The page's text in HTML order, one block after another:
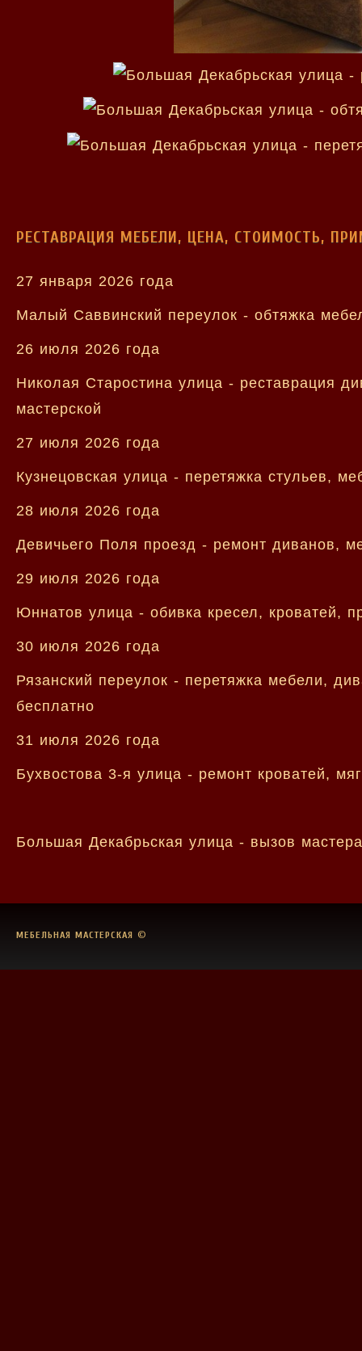
РЕСТАВРАЦИЯ МЕБЕЛИ, ЦЕНА, СТОИМОСТЬ,
27 января 2026 года
Малый Саввинский переулок - обтяжка
26 июля 2026 года
Николая Старостина улица - реставрация
мастерской
27 июля 2026 года
Кузнецовская улица - перетяжка стульев,
28 июля 2026 года
Девичьего Поля проезд - ремонт диванов,
29 июля 2026 года
Юннатов улица - обивка кресел, кроватей,
30 июля 2026 года
Рязанский переулок - перетяжка мебели,
бесплатно
31 июля 2026 года
Бухвостова 3-я улица - ремонт кроватей,
Большая Декабрьская улица - вызов
МЕБЕЛЬНАЯ МАСТЕРСКАЯ ©